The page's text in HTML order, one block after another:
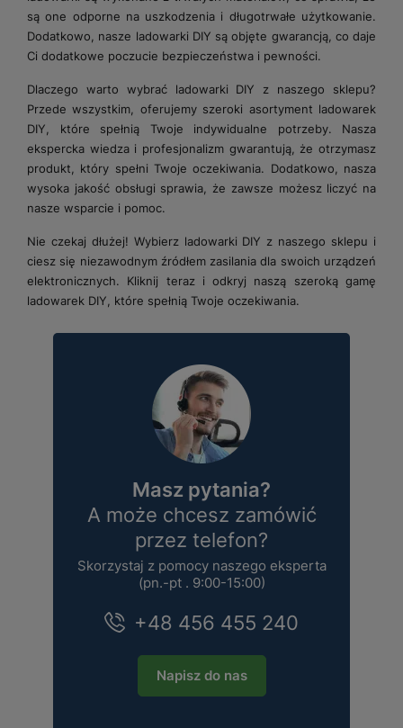
są one odporne na uszkodzenia i długotrwałe użytkowanie.
Dodatkowo, nasze ladowarki DIY są objęte gwarancją, co daje
Ci dodatkowe poczucie bezpieczeństwa i pewności.
Dlaczego warto wybrać ladowarki DIY z naszego sklepu?
Przede wszystkim, oferujemy szeroki asortyment ladowarek
DIY, które spełnią Twoje indywidualne potrzeby. Nasza
ekspercka wiedza i profesjonalizm gwarantują, że otrzymasz
produkt, który spełni Twoje oczekiwania. Dodatkowo, nasza
wysoka jakość obsługi sprawia, że ​​zawsze możesz liczyć na
nasze wsparcie i pomoc.
Nie czekaj dłużej! Wybierz ladowarki DIY z naszego sklepu i
ciesz się niezawodnym źródłem zasilania dla swoich urządzeń
elektronicznych. Kliknij teraz i odkryj naszą szeroką gamę
ladowarek DIY, które spełnią Twoje oczekiwania.
Masz pytania?
A może chcesz zamówić
przez telefon?
Skorzystaj z pomocy naszego eksperta
(pn.-pt . 9:00-15:00)
+48 456 455 240
Napisz do nas